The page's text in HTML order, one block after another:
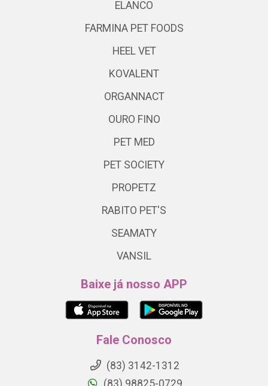
ELANCO
FARMINA PET FOODS
HEEL VET
KOVALENT
ORGANNACT
OURO FINO
PET MED
PET SOCIETY
PROPETZ
RABITO PET'S
SEAMATY
VANSIL
Baixe já nosso APP
Fale Conosco
(83) 3142-1312
(83) 98825-0729